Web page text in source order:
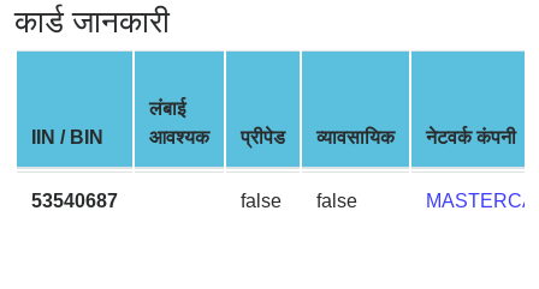
BIN
Checker
BIN
Generator
from
कार्ड जानकारी
IIN / BIN
लंबाई
आवश्यक
प्रीपेड व्यावसायिक नेटवर्क कंपनी
53540687 false false